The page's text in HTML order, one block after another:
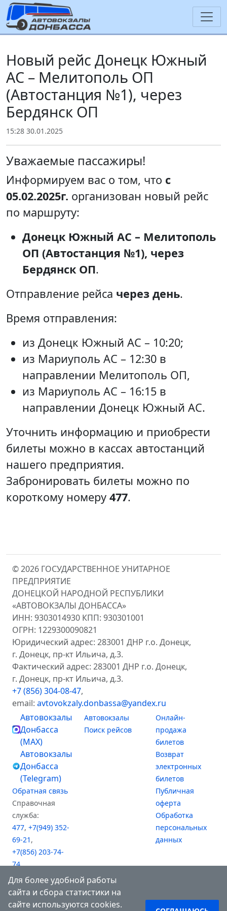
Новый рейс Донецк Южный
АС – Мелитополь ОП
(Автостанция №1), через
Бердянск ОП
15:28 30.01.2025
Уважаемые пассажиры!
Информируем вас о том, что с
05.02.2025г. организован новый рейс
по маршруту:
Донецк Южный АС – Мелитополь
ОП (Автостанция №1), через
Бердянск ОП.
Отправление рейса через день.
Время отправления:
из Донецк Южный АС – 10:20;
из Мариуполь АС – 12:30 в
направлении Мелитополь ОП,
из Мариуполь АС – 16:15 в
направлении Донецк Южный АС.
Уточнить информацию и приобрести
билеты можно в кассах автостанций
нашего предприятия.
Забронировать билеты можно по
короткому номеру 477.
© 2026 ГОСУДАРСТВЕННОЕ УНИТАРНОЕ
ПРЕДПРИЯТИЕ
ДОНЕЦКОЙ НАРОДНОЙ РЕСПУБЛИКИ
«АВТОВОКЗАЛЫ ДОНБАССА»
ИНН: 9303014930 КПП: 930301001
ОГРН: 1229300090821
Юридический адрес: 283001 ДНР г.о. Донецк,
г. Донецк, пр-кт Ильича, д.3.
Фактический адрес: 283001 ДНР г.о. Донецк,
г. Донецк, пр-кт Ильича, д.3.
+7 (856) 304-08-47,
email: avtovokzaly.donbassa@yandex.ru
Автовокзалы
Донбасса
(MAX)
Автовокзалы
Донбасса
(Telegram)
Обратная связь
Справочная
служба:
477, +7(949) 352-
69-21 ,
+7(856) 203-74-
74,
+7(949) 476-61-81
(АВ "Южный")
Автовокзалы
Поиск рейсов
Онлайн-
продажа
билетов
Возврат
электронных
билетов
Публичная
оферта
Обработка
персональных
данных
Для более удобной работы
сайта и сбора статистики на
сайте используются cookies.